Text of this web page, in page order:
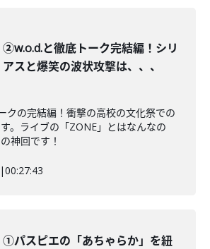
②w.o.d.と徹底トーク完結編！シリ
アスと爆笑の波状攻撃は、、、
クの完結編！衝撃の高校の文化祭での
。ライブの「ZONE」とはなんなの
神回です！
|00:27:43
①パスピエの「あちゃらか」を紐